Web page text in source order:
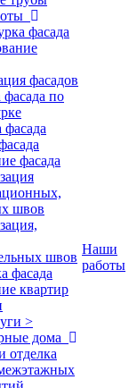
фасада
фасадов
фасада по
фасада
швов
швов
фасада
квартир
>
дома
отделка
Наши
работы